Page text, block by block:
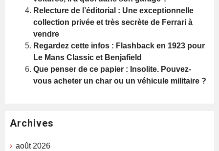
Relecture de l’éditorial : Une exceptionnelle
collection privée et très secrète de Ferrari à
vendre
Regardez cette infos : Flashback en 1923 pour
Le Mans Classic et Benjafield
Que penser de ce papier : Insolite. Pouvez-
vous acheter un char ou un véhicule militaire ?
Archives
août 2026